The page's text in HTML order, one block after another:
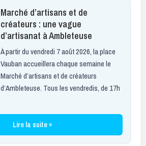
Marché d’artisans et de
créateurs : une vague
d’artisanat à Ambleteuse
À partir du vendredi 7 août 2026, la place
Vauban accueillera chaque semaine le
Marché d’artisans et de créateurs
d’Ambleteuse. Tous les vendredis, de 17h
Lire la suite »